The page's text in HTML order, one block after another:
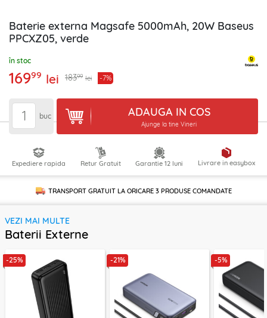
Baterie externa Magsafe 5000mAh, 20W Baseus
PPCXZ05, verde
în stoc
16999 lei 18399 lei -7%
buc ADAUGA IN COS
Ajunge la tine Vineri
Expediere rapida Retur Gratuit Garantie 12 luni Livrare in easybox
TRANSPORT GRATUIT LA ORICARE 3 PRODUSECOMANDATE
VEZI MAI MULTE
Baterii Externe
-25% -21% -5%